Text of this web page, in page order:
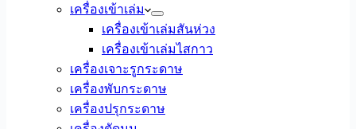
เครื่องเข้าเล่ม
เครื่องเข้าเล่มสันห่วง
เครื่องเข้าเล่มไสกาว
เครื่องเจาะรูกระดาษ
เครื่องพับกระดาษ
เครื่องปรุกระดาษ